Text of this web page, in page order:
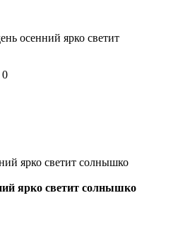
осенний ярко светит
0
ярко светит солнышко